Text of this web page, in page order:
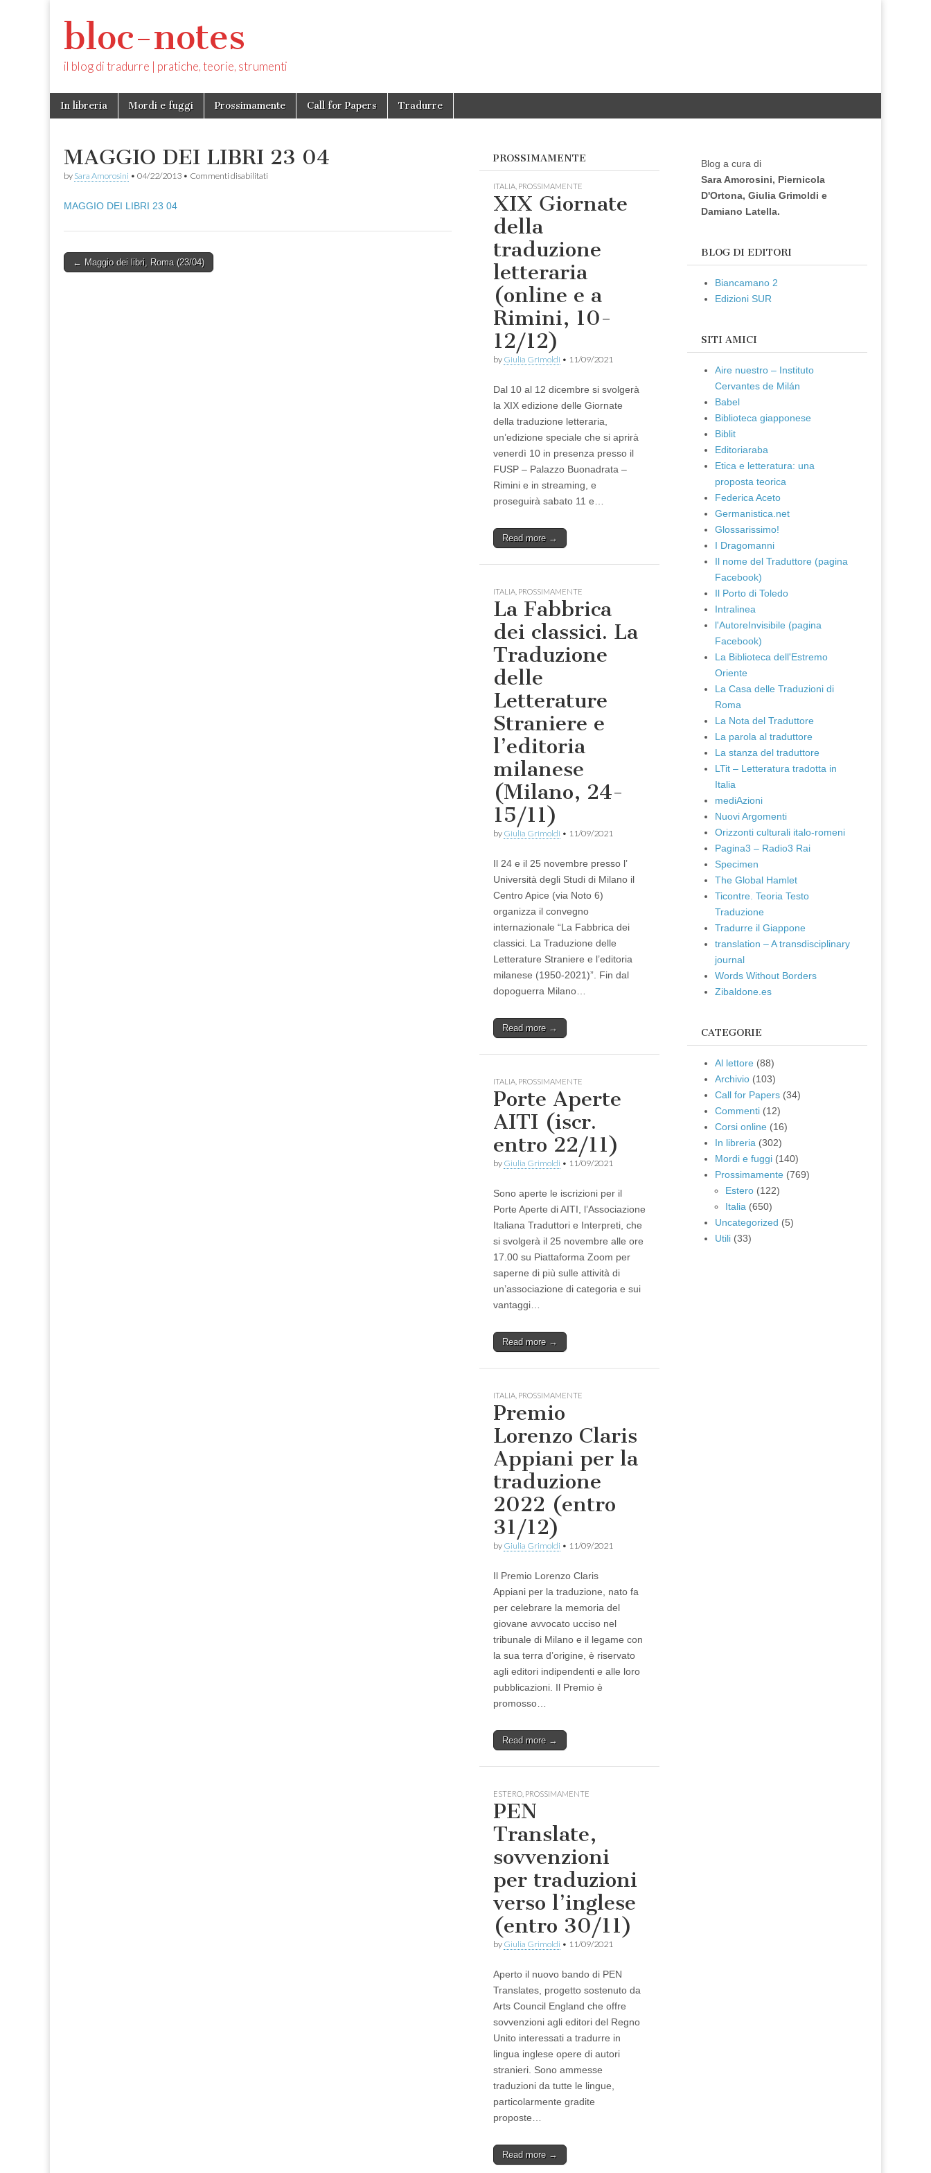
bloc-notes
il blog di tradurre | pratiche, teorie, strumenti
Main
menu
Skip
In libreria Mordi e fuggi Prossimamente Call for Papers Tradurre
MAGGIO DEI LIBRI 23 04
by Sara Amorosini • 04/22/2013 • Commenti disabilitati
04
MAGGIO DEI LIBRI 23 04
Post
← Maggio dei libri, Roma (23/04)
PROSSIMAMENTE
ITALIA PROSSIMAMENTE
XIX Giornate
della
traduzione
letteraria
(online e a
Rimini, 10-
12/12)
by Giulia Grimoldi • 11/09/2021
Dal 10 al 12 dicembre si svolgerà
la XIX edizione delle Giornate
della traduzione letteraria,
un’edizione speciale che si aprirà
venerdì 10 in presenza presso il
FUSP – Palazzo Buonadrata –
Rimini e in streaming, e
proseguirà sabato 11 e…
Read more →
ITALIA PROSSIMAMENTE
La Fabbrica
dei classici. La
Traduzione
delle
Letterature
Straniere e
l’editoria
milanese
(Milano, 24-
15/11)
by Giulia Grimoldi • 11/09/2021
Il 24 e il 25 novembre presso l’
Università degli Studi di Milano il
Centro Apice (via Noto 6)
organizza il convegno
internazionale “La Fabbrica dei
classici. La Traduzione delle
Letterature Straniere e l’editoria
milanese (1950-2021)”. Fin dal
dopoguerra Milano…
Read more →
ITALIA PROSSIMAMENTE
Porte Aperte
AITI (iscr.
entro 22/11)
by Giulia Grimoldi • 11/09/2021
Sono aperte le iscrizioni per il
Porte Aperte di AITI, l’Associazione
Italiana Traduttori e Interpreti, che
si svolgerà il 25 novembre alle ore
17.00 su Piattaforma Zoom per
saperne di più sulle attività di
un’associazione di categoria e sui
vantaggi…
Read more →
ITALIA PROSSIMAMENTE
Premio
Lorenzo Claris
Appiani per la
traduzione
2022 (entro
31/12)
by Giulia Grimoldi • 11/09/2021
Il Premio Lorenzo Claris
Appiani per la traduzione, nato fa
per celebrare la memoria del
giovane avvocato ucciso nel
tribunale di Milano e il legame con
la sua terra d’origine, è riservato
agli editori indipendenti e alle loro
pubblicazioni. Il Premio è
promosso…
Read more →
ESTERO PROSSIMAMENTE
PEN
Translate,
sovvenzioni
per traduzioni
verso l’inglese
(entro 30/11)
by Giulia Grimoldi • 11/09/2021
Aperto il nuovo bando di PEN
Translates, progetto sostenuto da
Arts Council England che offre
sovvenzioni agli editori del Regno
Unito interessati a tradurre in
lingua inglese opere di autori
stranieri. Sono ammesse
traduzioni da tutte le lingue,
particolarmente gradite
proposte…
Read more →
Blog a cura di
Sara Amorosini, Piernicola
D'Ortona, Giulia Grimoldi e
Damiano Latella.
BLOG DI EDITORI
Biancamano 2
Edizioni SUR
SITI AMICI
Aire nuestro – Instituto
Cervantes de Milán
Babel
Biblioteca giapponese
Biblit
Editoriaraba
Etica e letteratura: una
proposta teorica
Federica Aceto
Germanistica.net
Glossarissimo!
I Dragomanni
Il nome del Traduttore (pagina
Facebook)
Il Porto di Toledo
Intralinea
l'AutoreInvisibile (pagina
Facebook)
La Biblioteca dell'Estremo
Oriente
La Casa delle Traduzioni di
Roma
La Nota del Traduttore
La parola al traduttore
La stanza del traduttore
LTit – Letteratura tradotta in
Italia
mediAzioni
Nuovi Argomenti
Orizzonti culturali italo-romeni
Pagina3 – Radio3 Rai
Specimen
The Global Hamlet
Ticontre. Teoria Testo
Traduzione
Tradurre il Giappone
translation – A transdisciplinary
journal
Words Without Borders
Zibaldone.es
CATEGORIE
Al lettore (88)
Archivio (103)
Call for Papers (34)
Commenti (12)
Corsi online (16)
In libreria (302)
Mordi e fuggi (140)
Prossimamente (769)
Estero (122)
Italia (650)
Uncategorized (5)
Utili (33)